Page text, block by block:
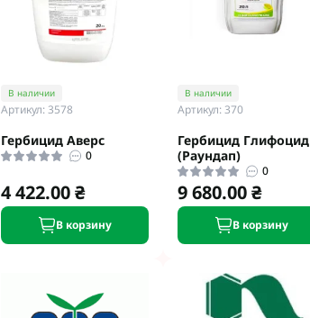
В наличии
Артикул: 3578
Гербицид Аверс
0
4 422.00 ₴
В корзину
В наличии
Артикул: 370
Гербицид Глифоцид
(Раундап)
0
9 680.00 ₴
В корзину